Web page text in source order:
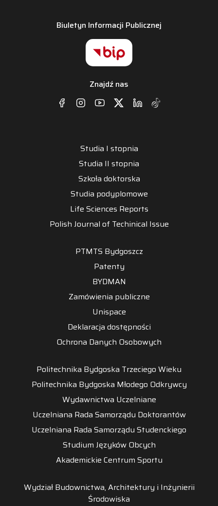
Biuletyn Informacji Publicznej
Znajdź nas
Studia I stopnia
Studia II stopnia
Szkoła doktorska
Studia podyplomowe
Life Sciences Reports
Polish Journal of Techinical Issue
PTMTS Bydgoszcz
Patenty
BYDMAN
Zamówienia publiczne
Unispace
Deklaracja dostępności
Ochrona Danych Osobowych
Politechnika Bydgoska Trzeciego Wieku
Politechnika Bydgoska Młodego Odkrywcy
Wydawnictwa Uczelniane
Uczelniana Rada Samorządu Doktorantów
Uczelniana Rada Samorządu Studenckiego
Studium Języków Obcych
Akademickie Centrum Sportu
Wydział Budownictwa, Architektury i Inżynierii
Środowiska